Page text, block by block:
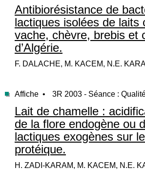
Antibiorésistance de
lactiques isolées de laits
vache, chèvre, brebis et
d’Algérie.
F. DALACHE, M. KACEM, N.E.
Affiche • 3R 2003 - Séance :
Lait de chamelle :
de la flore endogène ou
lactiques exogènes sur
protéique.
H. ZADI-KARAM, M. KACEM, N.E.